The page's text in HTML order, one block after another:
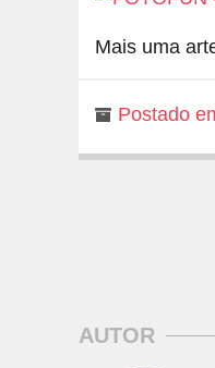
Mais uma
Postado
AUTOR